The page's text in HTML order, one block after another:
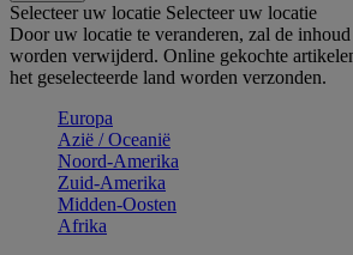
Selecteer uw locatie Selecteer uw locatie
Door uw locatie te veranderen, zal de
worden verwijderd. Online gekochte
het geselecteerde land worden verzonden.
Europa
Aziё / Oceaniё
Noord-Amerika
Zuid-Amerika
Midden-Oosten
Afrika